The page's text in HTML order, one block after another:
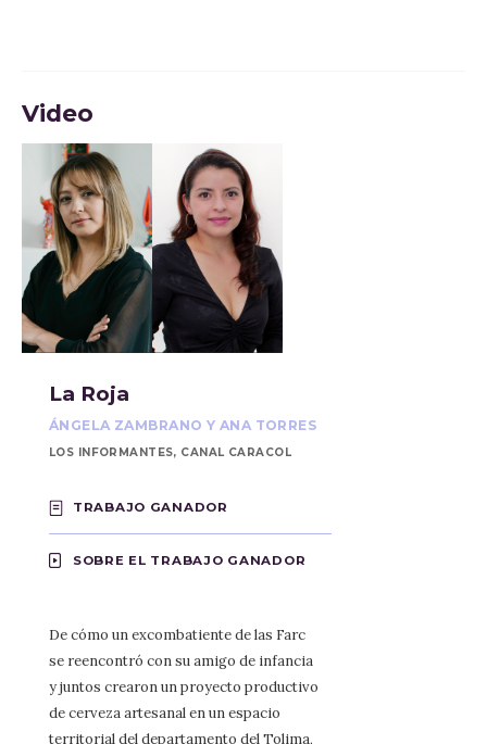
Video
La Roja
ÁNGELA ZAMBRANO Y ANA TORRES
LOS INFORMANTES, CANAL CARACOL
TRABAJO GANADOR
SOBRE EL TRABAJO GANADOR
De cómo un excombatiente de las Farc
se reencontró con su amigo de infancia
y juntos crearon un proyecto productivo
de cerveza artesanal en un espacio
territorial del departamento del Tolima,